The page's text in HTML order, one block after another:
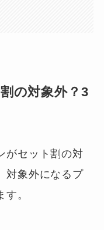
の対象外？3
がセット割の対
対象外になるプ
。